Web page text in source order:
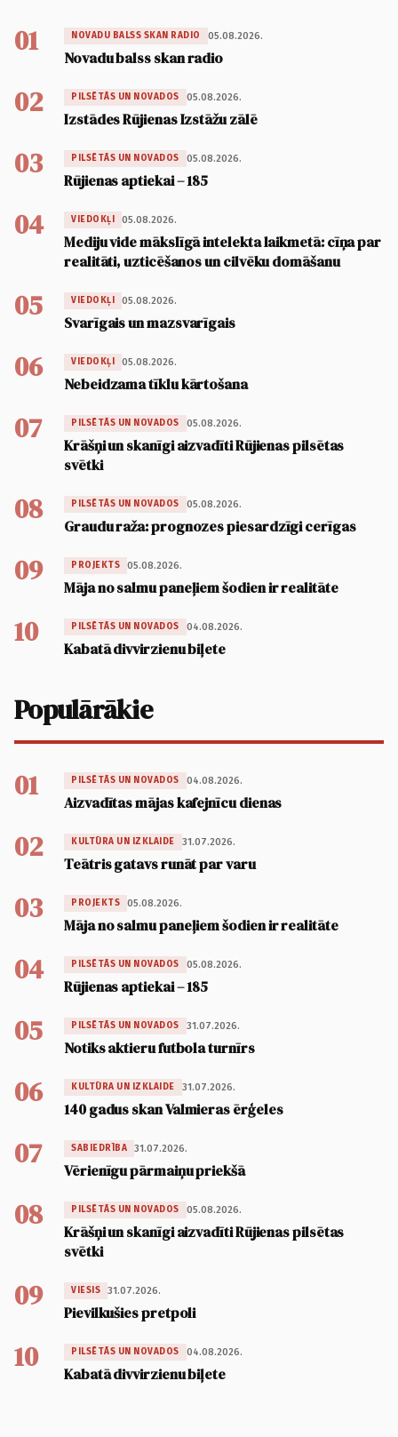
01 NOVADU BALSS SKAN RADIO 05.08.2026.
Novadu balss skan radio
02 PILSĒTĀS UN NOVADOS 05.08.2026.
Izstādes Rūjienas Izstāžu zālē
03 PILSĒTĀS UN NOVADOS 05.08.2026.
Rūjienas aptiekai – 185
04 VIEDOKĻI 05.08.2026.
Mediju vide mākslīgā intelekta laikmetā: cīņa par
realitāti, uzticēšanos un cilvēku domāšanu
05 VIEDOKĻI 05.08.2026.
Svarīgais un mazsvarīgais
06 VIEDOKĻI 05.08.2026.
Nebeidzama tīklu kārtošana
07 PILSĒTĀS UN NOVADOS 05.08.2026.
Krāšņi un skanīgi aizvadīti Rūjienas pilsētas
svētki
08 PILSĒTĀS UN NOVADOS 05.08.2026.
Graudu raža: prognozes piesardzīgi cerīgas
09 PROJEKTS 05.08.2026.
Māja no salmu paneļiem šodien ir realitāte
10 PILSĒTĀS UN NOVADOS 04.08.2026.
Kabatā divvirzienu biļete
Populārākie
01 PILSĒTĀS UN NOVADOS 04.08.2026.
Aizvadītas mājas kafejnīcu dienas
02 KULTŪRA UN IZKLAIDE 31.07.2026.
Teātris gatavs runāt par varu
03 PROJEKTS 05.08.2026.
Māja no salmu paneļiem šodien ir realitāte
04 PILSĒTĀS UN NOVADOS 05.08.2026.
Rūjienas aptiekai – 185
05 PILSĒTĀS UN NOVADOS 31.07.2026.
Notiks aktieru futbola turnīrs
06 KULTŪRA UN IZKLAIDE 31.07.2026.
140 gadus skan Valmieras ērģeles
07 SABIEDRĪBA 31.07.2026.
Vērienīgu pārmaiņu priekšā
08 PILSĒTĀS UN NOVADOS 05.08.2026.
Krāšņi un skanīgi aizvadīti Rūjienas pilsētas
svētki
09 VIESIS 31.07.2026.
Pievilkušies pretpoli
10 PILSĒTĀS UN NOVADOS 04.08.2026.
Kabatā divvirzienu biļete